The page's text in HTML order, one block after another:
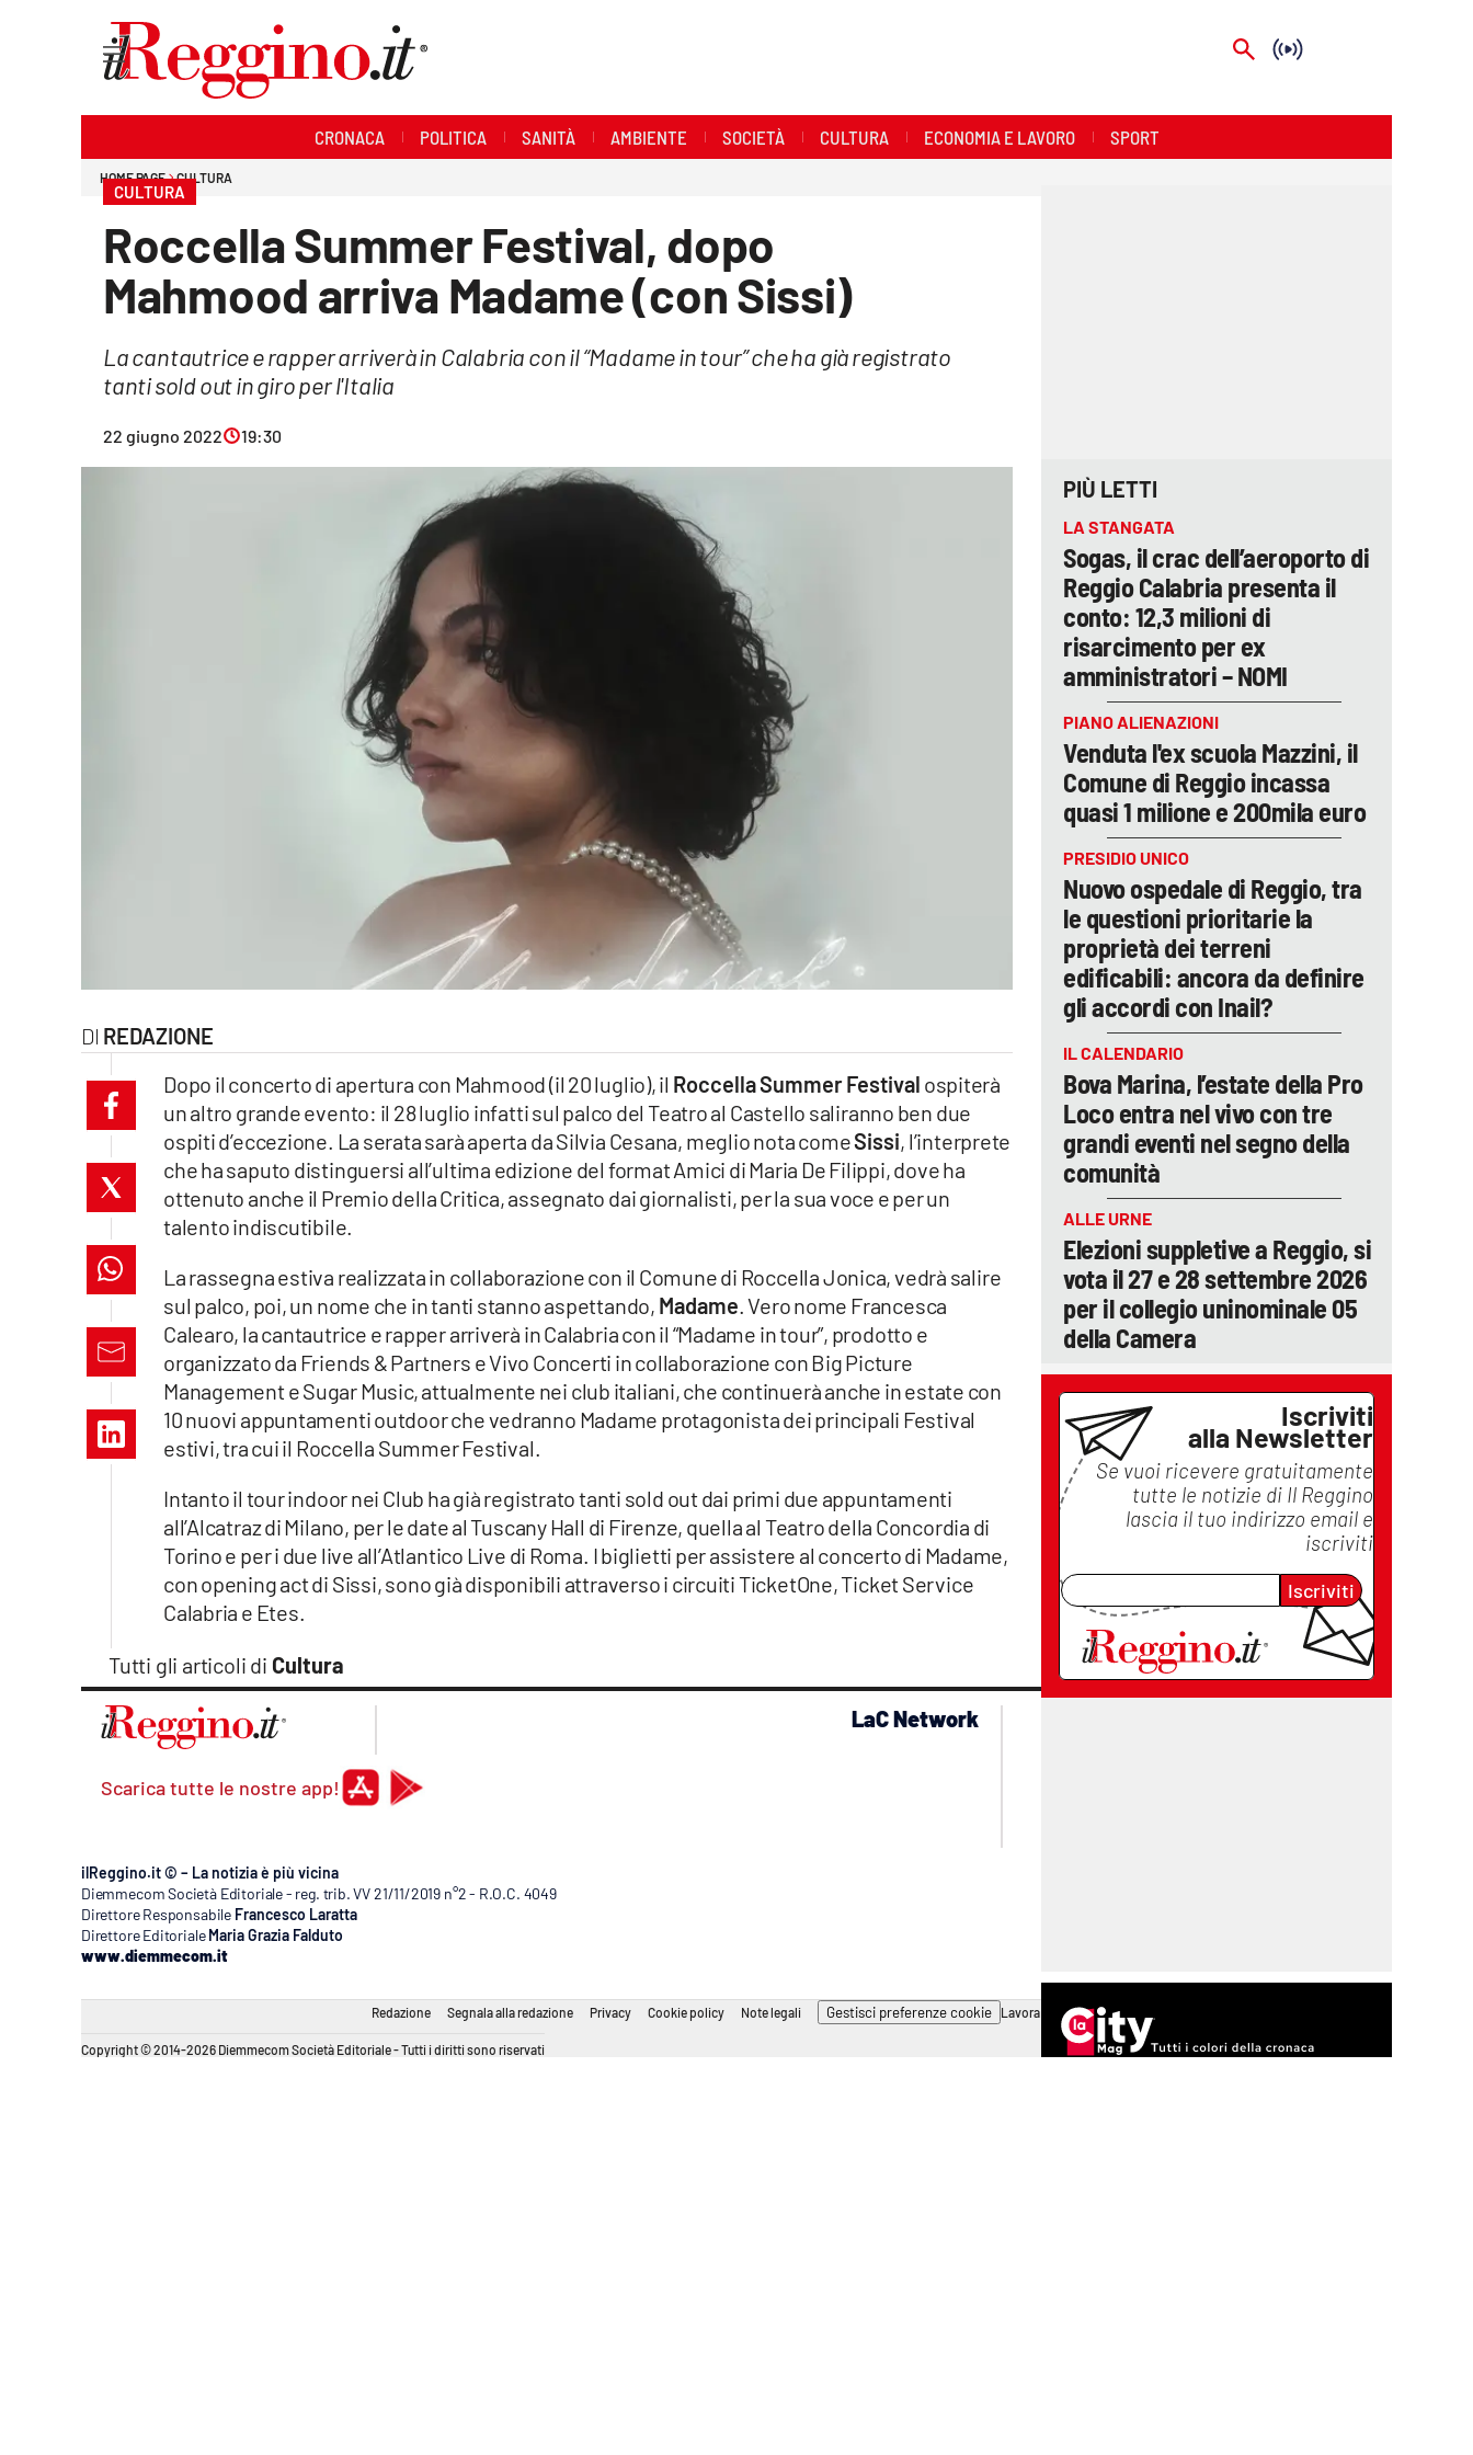
cosenzachannel.it
catanzarochannel.it
lacapitalenews.it
Vai
CRONACA POLITICA SANITÀ AMBIENTE SOCIETÀ CULTURA ECONOMIA E LAVORO SPORT
HOME PAGE CULTURA
CULTURA
Roccella Summer Festival, dopo
Mahmood arriva Madame (con Sissi)
La cantautrice e rapper arriverà in Calabria con il “Madame in tour” che ha già registrato
tanti sold out in giro per l'Italia
22 giugno 2022 19:30
REDAZIONE
Tutti gli articoli di Cultura
Dopo il concerto di apertura con Mahmood (il 20 luglio), il Roccella Summer Festival ospiterà
un altro grande evento: il 28 luglio infatti sul palco del Teatro al Castello saliranno ben due
ospiti d’eccezione. La serata sarà aperta da Silvia Cesana, meglio nota comeSissi, l’interprete
che ha saputo distinguersi all’ultima edizione del format Amici di Maria De Filippi, dove ha
ottenuto anche il Premio della Critica, assegnato dai giornalisti, per la sua voce e per un
talento indiscutibile.
La rassegna estiva realizzata in collaborazione con il Comune di Roccella Jonica, vedrà salire
sul palco, poi, un nome che in tanti stanno aspettando, Madame. Vero nome Francesca
Calearo, la cantautrice e rapper arriverà in Calabria con il “Madame in tour”, prodotto e
organizzato da Friends & Partners e Vivo Concerti in collaborazione con Big Picture
Management e Sugar Music, attualmente nei club italiani, che continuerà anche in estate con
10 nuovi appuntamenti outdoor che vedranno Madame protagonista dei principali Festival
estivi, tra cui il Roccella Summer Festival.
Intanto il tour indoor nei Club ha già registrato tanti sold out dai primi due appuntamenti
all’Alcatraz di Milano, per le date al Tuscany Hall di Firenze, quella al Teatro della Concordia di
Torino e per i due live all’Atlantico Live di Roma. I biglietti per assistere al concerto di Madame,
con opening act di Sissi, sono già disponibili attraverso i circuiti TicketOne, Ticket Service
Calabria e Etes.
PIÙ LETTI
LA STANGATA
Sogas, il crac dell’aeroporto di
Reggio Calabria presenta il
conto: 12,3 milioni di
risarcimento per ex
amministratori – NOMI
PIANO ALIENAZIONI
Venduta l'ex scuola Mazzini, il
Comune di Reggio incassa
quasi 1 milione e 200mila euro
PRESIDIO UNICO
Nuovo ospedale di Reggio, tra
le questioni prioritarie la
proprietà dei terreni
edificabili: ancora da definire
gli accordi con Inail?
IL CALENDARIO
Bova Marina, l’estate della Pro
Loco entra nel vivo con tre
grandi eventi nel segno della
comunità
ALLE URNE
Elezioni suppletive a Reggio, si
vota il 27 e 28 settembre 2026
per il collegio uninominale 05
della Camera
Iscriviti
alla Newsletter
Se vuoi ricevere gratuitamente
tutte le notizie di Il Reggino
lascia il tuo indirizzo email e
iscriviti
Iscriviti
Scarica tutte le nostre app!
LaC Network
ilReggino.it © – La notizia è più vicina
Diemmecom Società Editoriale - reg. trib. VV 21/11/2019 n°2 - R.O.C. 4049
Direttore Responsabile Francesco Laratta
Direttore Editoriale Maria Grazia Falduto
www.diemmecom.it
Redazione Segnala alla redazione Privacy Cookie policy Note legali Gestisci preferenze cookie Lavora con noi
Copyright © 2014-2026 Diemmecom Società Editoriale - Tutti i diritti sono riservati